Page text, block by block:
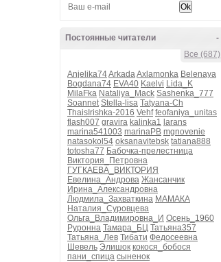
-
Постоянные читатели
Все (687)
Anjelika74ArkadaAxlamonka Belenaya
Bogdana74 EVA40 Kaelvi Lida_K
MilaFka Nataliya_Mack Sashenka_777
Soannet Stella-lisa Tatyana-Ch
ThaisIrishka-2016 Vehf feofaniya_unitas
flash007 gravira kalinka1 larans
marina541003 marinaPB mgnovenie
natasokol54 oksanavitebsk tatiana888
totosha77 Бабочка-прелестница
Виктория_Петровна
ГУГКАЕВА_ВИКТОРИЯ
Евелина_Андрова Жансанчик
Ирина_Александровна
Людмила_Захваткина МАМАКА
Наталия_Суровцева
Ольга_Владимировна_И Осень_1960
Руронна Тамара_БЦ Татьяна357
Татьяна_Лев Тибати Федосеевна
Шевель Элишок кокося_бобося
пани_спица сыненок